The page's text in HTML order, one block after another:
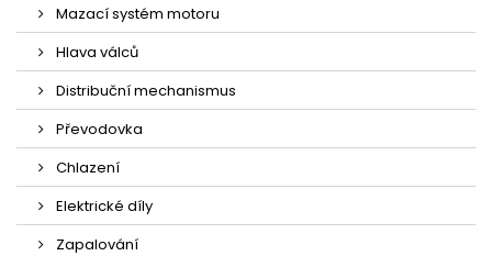
Mazací systém motoru
Hlava válců
Distribuční mechanismus
Převodovka
Chlazení
Elektrické díly
Zapalování